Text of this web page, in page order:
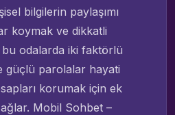
bilgilerin paylaşımı
koymak ve dikkatli
bu odalarda iki faktörlü
güçlü parolalar hayati
korumak için ek
Mobil Sohbet –